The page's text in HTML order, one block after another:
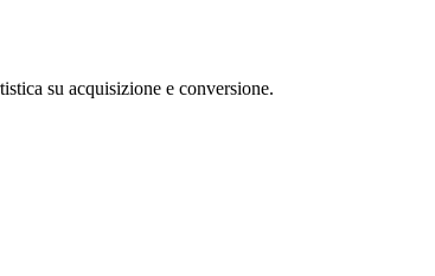
su acquisizione e conversione.